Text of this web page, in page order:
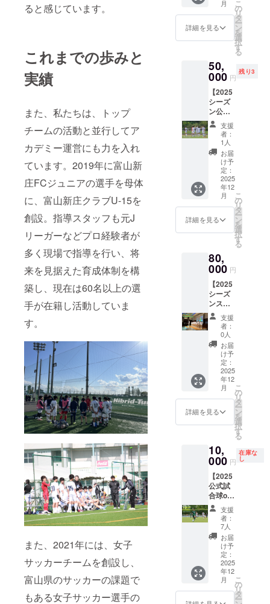
ると感じています。
これまでの歩みと
実績
また、私たちは、トップ
チームの活動と並行してア
カデミー運営にも力を入れ
ています。2019年に富山新
庄FCジュニアの選手を母体
に、富山新庄クラブU-15を
創設。指導スタッフも元J
リーガーなどプロ経験者が
多く現場で指導を行い、将
来を見据えた育成体制を構
築し、現在は60名以上の選
手が在籍し活動していま
す。
また、2021年には、女子
サッカーチームを創設し、
富山県のサッカーの課題で
もある女子サッカー選手の
フォー
ムを上
下セッ
トでお
ます。
〇非売
品！ 〇
背番号
が
18or20
or25or3
2 が
入って
いま
す。 〇
背番号
やサイ
ズはお
選びい
ただけ
ませ
月
詳細を見る
こ
の
リ
タ
ー
ン
を
選
択
す
る
50,
000 円
残り3
【2025
シーズ
ン公式
戦ユニ
フォー
ム/2ND
・白】
〇 2025
シーズ
ンの公
式戦ユ
フォー
ムを上
下セッ
トでお
ます。
〇非売
品！ 〇
背番号
が
18or20
or25or3
2 が
入って
いま
す。 〇
背番号
やサイ
ズはお
選びい
ただけ
ませ
支援
者：
1人
お届
け予
定：
2025
年12
月
詳細を見る
こ
の
リ
タ
ー
ン
を
選
択
す
る
80,
000 円
【2025
シーズ
ンスポ
ンサー
シップ
パー
ティー
参加権
利】 〇
シーズ
ン終了
後にス
ポン
サーの
皆さま
と懇談
ポン
サー
シップ
パー
ティー
への参
加権
利！ 〇
スポン
サー企
業様し
か参加
できな
いパー
ティー
への参
支援
者：
0人
お届
け予
定：
2025
年12
月
詳細を見る
こ
の
リ
タ
ー
ン
を
選
択
す
る
10,
000 円
在庫な
し
【2025
公式試
合球or
クラブ
ロゴ入
練習用
球】 〇
2025
シーズ
ンリー
グ戦用
の公式
球を全
選手・
支援
者：
7人
お届
け予
定：
2025
年12
月
こ
の
リ
タ
ー